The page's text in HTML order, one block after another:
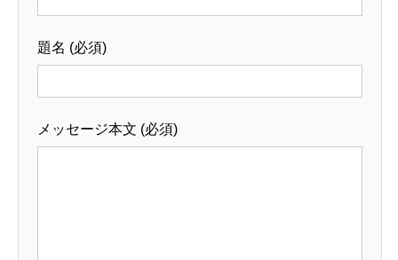
題名 (必須)
メッセージ本文 (必須)